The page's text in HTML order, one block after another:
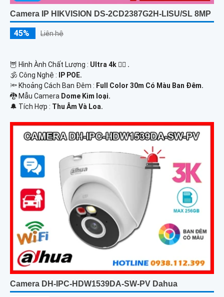
Camera IP HIKVISION DS-2CD2387G2H-LISU/SL 8MP
45% Liên hệ
🦉 Hình Ành Chất Lượng : Ultra 4k 👍🏾 .
🕉️ Công Nghệ :
IP POE.
🔦 Khoảng Cách Ban Đêm : Full Color 30m Có Màu Ban Ðêm.
🐉️ Mẫu Camera Dome Kim loại.
️🔔 Tích Hợp : Thu Âm Và Loa.
Camera DH-IPC-HDW1539DA-SW-PV Dahua